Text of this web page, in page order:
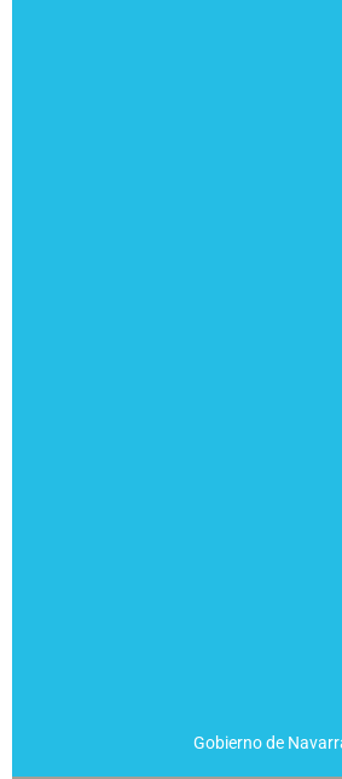
Gobierno de